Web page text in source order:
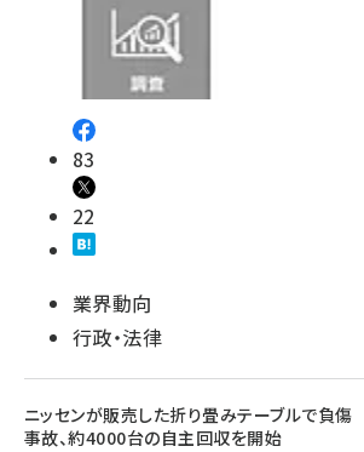
83
22
業界動向
行政・法律
ニッセンが販売した折り畳みテーブルで負傷
事故、約4000台の自主回収を開始